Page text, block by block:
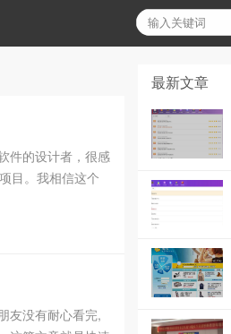
件的设计者，很感
目。我相信这个
友没有耐心看完,
最新文章